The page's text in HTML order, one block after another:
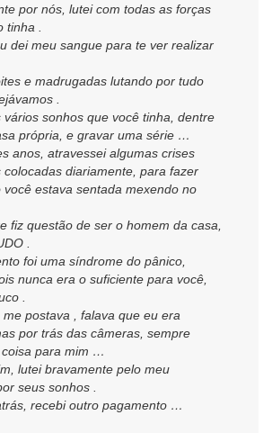
por nós, lutei com todas as forças
.
dei meu sangue para te ver realizar
e madrugadas lutando por tudo
.
vários sonhos que você tinha, dentre
própria, e gravar uma série …
anos, atravessei algumas crises
colocadas diariamente, para fazer
estava sentada mexendo no
fiz questão de ser o homem da casa,
.
foi uma síndrome do pânico,
nunca era o suficiente para você,
.
postava , falava que eu era
por trás das câmeras, sempre
para mim …
lutei bravamente pelo meu
seus sonhos .
recebi outro pagamento …